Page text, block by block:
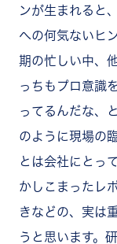
ンが生まれると
への何気ないヒ
期の忙しい中、
っちもプロ意識
ってるんだな、
のように現場の
とは会社にとっ
かしこまったレ
きなどの、実は
うと思います。